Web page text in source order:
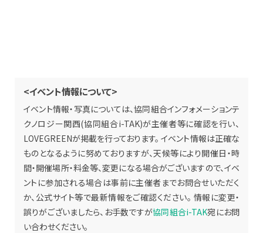
<イベント情報について>
イベント情報・写真については、協同組合インフォメーションテ
クノロジー関西(協同組合i-TAK)が主催者等に確認を行い、
LOVEGREENが掲載を行っております。 イベント情報は正確な
ものとなるように努めておりますが、天候等により開催日・時
間・開催場所・料金等、変更になる場合がございますので、イベ
ントに参加される場合は事前に主催者までお問合せいただく
か、公式サイト等で最新情報をご確認ください。 情報に変更・
誤りがございましたら、お手数ですが協同組合i-TAK宛にお問
い合わせください。